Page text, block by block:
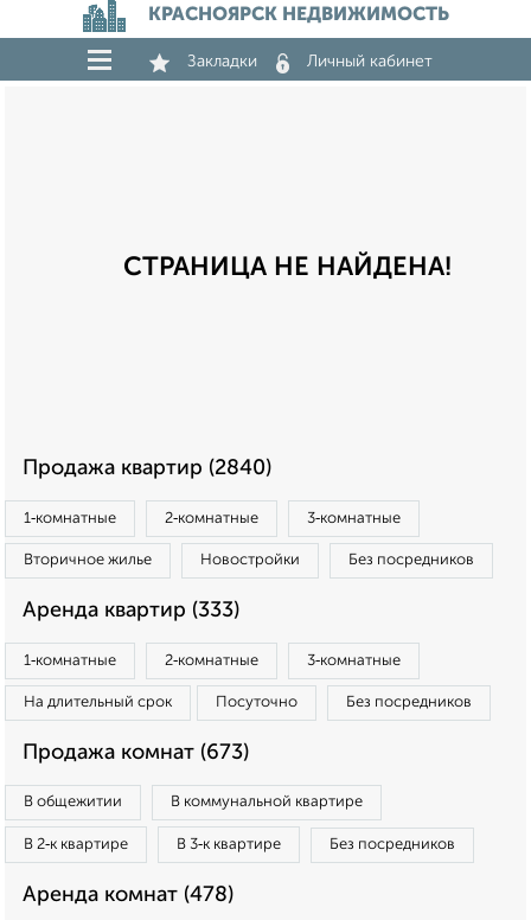
КРАСНОЯРСК НЕДВИЖИМОСТЬ
Закладки Личный кабинет
СТРАНИЦА НЕ НАЙДЕНА!
Продажа квартир (2840)
1‑комнатные 2‑комнатные 3‑комнатные
Вторичное жилье Новостройки Без посредников
Аренда квартир (333)
1‑комнатные 2‑комнатные 3‑комнатные
На длительный срок Посуточно Без посредников
Продажа комнат (673)
В общежитии В коммунальной квартире
В 2‑к квартире В 3‑к квартире Без посредников
Аренда комнат (478)